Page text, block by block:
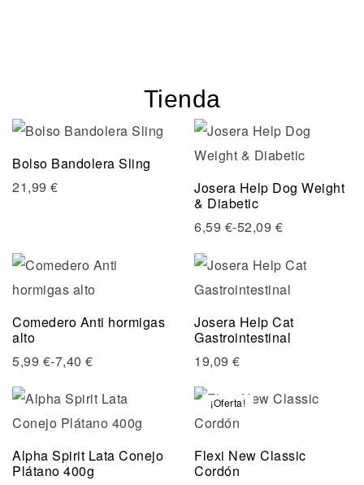
Tienda
Quick view
Seleccionar opciones
Bolso Bandolera Sling
21,99 €
Josera Help Dog Weight
& Diabetic
6,59 €-52,09 €
Quick view
Seleccionar opciones
Comedero Anti hormigas
alto
5,99 €-7,40 €
Josera Help Cat
Gastrointestinal
19,09 €
Compare
Quick view
Alpha Spirit Lata Conejo
Plátano 400g
¡Oferta!
Flexi New Classic
Cordón